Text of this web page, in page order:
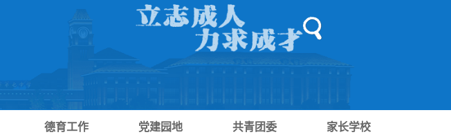
德育工作 党建园地 共青团委 家长学校